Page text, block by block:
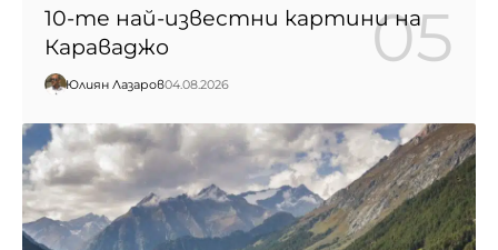
10-те най-известни картини на
Караваджо
Юлиян Лазаров04.08.2026